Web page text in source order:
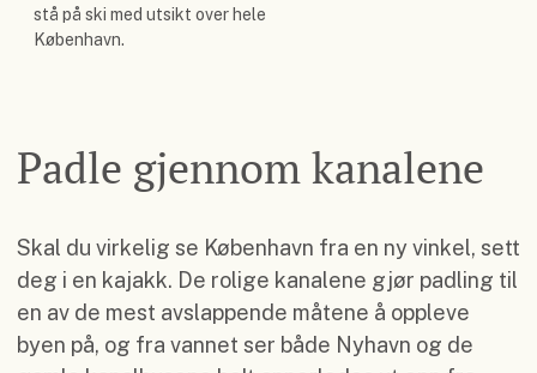
stå på ski med utsikt over hele
København.
Padle gjennom kanalene
Skal du virkelig se København fra en ny vinkel, sett
deg i en kajakk. De rolige kanalene gjør padling til
en av de mest avslappende måtene å oppleve
byen på, og fra vannet ser både Nyhavn og de